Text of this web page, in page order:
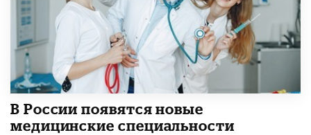
В России появятся новые
медицинские специальности